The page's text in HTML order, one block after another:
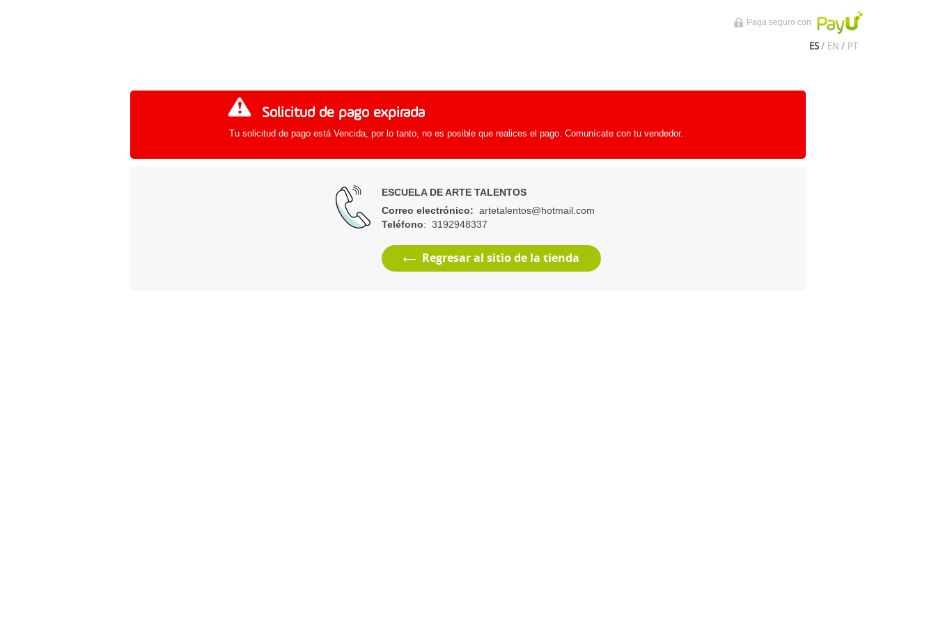
Paga seguro con
ES / EN / PT
Solicitud de pago expirada
Tu solicitud de pago está Vencida, por lo tanto, no es posible que realices el pago. Comunícate con tu vendedor.
ESCUELA DE ARTE TALENTOS
Correo electrónico: artetalentos@hotmail.com
Teléfono: 3192948337
Regresar al sitio de la tienda